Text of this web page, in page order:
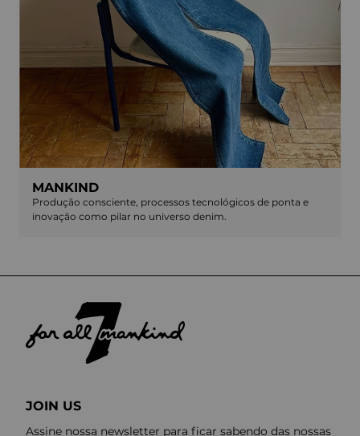
MANKIND
Produção consciente, processos tecnológicos de ponta e
inovação como pilar no universo denim.
JOIN US
Assine nossa newsletter para ficar sabendo das nossas